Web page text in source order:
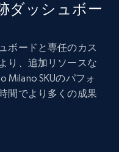
Manufacturer,
今すぐ始める
by
ダッシュボー
ボードと専任のカス
り、追加リソースな
Milano SKUのパフォ
間でより多くの成果